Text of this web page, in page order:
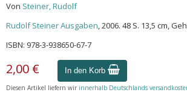
Von Steiner, Rudolf
Rudolf Steiner Ausgaben, 2006. 48 S. 13,5 cm,
ISBN: 978-3-938650-67-7
2,00 € In den Korb
Diesen Artikel liefern wir innerhalb Deutschlands